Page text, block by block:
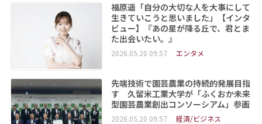
福原遥「自分の大切な人を大事にして
生きていこうと思いました」【インタ
ビュー】『あの星が降る丘で、君とま
た出会いたい。』
2026.05.20 09:57 エンタメ
先端技術で園芸農業の持続的発展目指
す 久留米工業大学が「ふくおか未来
型園芸農業創出コンソーシアム」参画
2026.05.20 09:57 経済/ビジネス